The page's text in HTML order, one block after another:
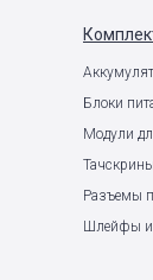
Блоки
Модули
Разъемы
Шлейфы и